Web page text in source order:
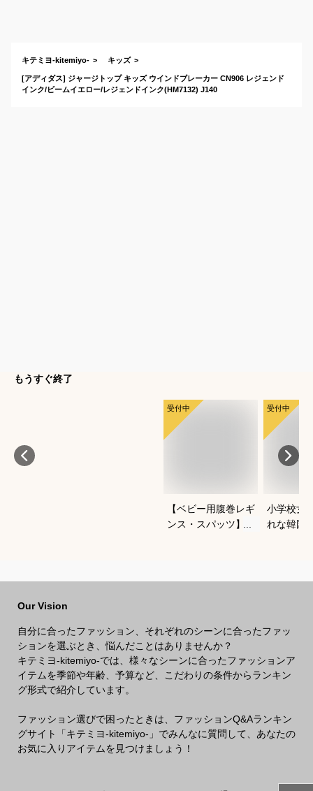
キテミヨ-kitemiyo- キッズ
[アディダス] ジャージトップ キッズ ウインドブレーカー CN906 レジェンド
インク/ビームイエロー/レジェンドインク(HM7132) J140
もうすぐ終了
受付中
【ベビー用腹巻レギ
ンス・スパッツ】よ
受付中
小学校女
れな韓国
Our Vision
自分に合ったファッション、それぞれのシーンに合ったファッ
ションを選ぶとき、悩んだことはありませんか？
キテミヨ-kitemiyo-では、様々なシーンに合ったファッションア
イテムを季節や年齢、予算など、こだわりの条件からランキン
グ形式で紹介しています。
ファッション選びで困ったときは、ファッションQ&Aランキン
グサイト「キテミヨ-kitemiyo-」でみんなに質問して、あなたの
お気に入りアイテムを見つけましょう！